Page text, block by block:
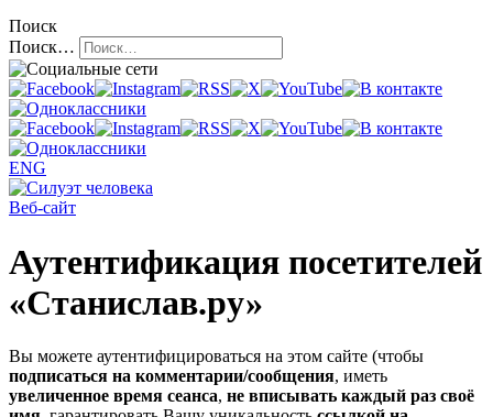
Поиск
Поиск…
ENG
Веб-сайт
Аутентификация посетителей
«Станислав.ру»
Вы можете аутентифицироваться на этом сайте (чтобы
подписаться на комментарии/сообщения, иметь
увеличенное время сеанса, не вписывать каждый раз своё